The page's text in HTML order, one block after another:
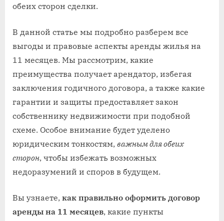
обеих сторон сделки.
В данной статье мы подробно разберем все
выгоды и правовые аспекты аренды жилья на
11 месяцев. Мы рассмотрим, какие
преимущества получает арендатор, избегая
заключения годичного договора, а также какие
гарантии и защиты предоставляет закон
собственнику недвижимости при подобной
схеме. Особое внимание будет уделено
юридическим тонкостям, важным для обеих
сторон, чтобы избежать возможных
недоразумений и споров в будущем.
Вы узнаете, как правильно оформить договор
аренды на 11 месяцев, какие пункты